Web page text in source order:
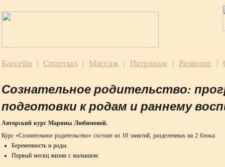
Бассейн | Спортзал | Массаж | Патронаж | Развитие |
Сознательное родительство:
подготовки к родам и раннему
Авторский курс Марины Любимовой.
Курс «Сознательное родительство» состоит из 10 занятий, разделенных на 2 блока:
Беременность и роды.
Первый месяц жизни с малышом.